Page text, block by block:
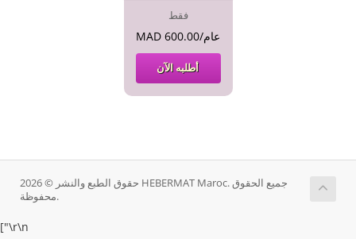
فقط
MAD 600.00/عام
أطلبه الآن
حقوق الطبع والنشر © 2026 HEBERMAT Maroc. جميع الحقوق
محفوظة.
["\r\n